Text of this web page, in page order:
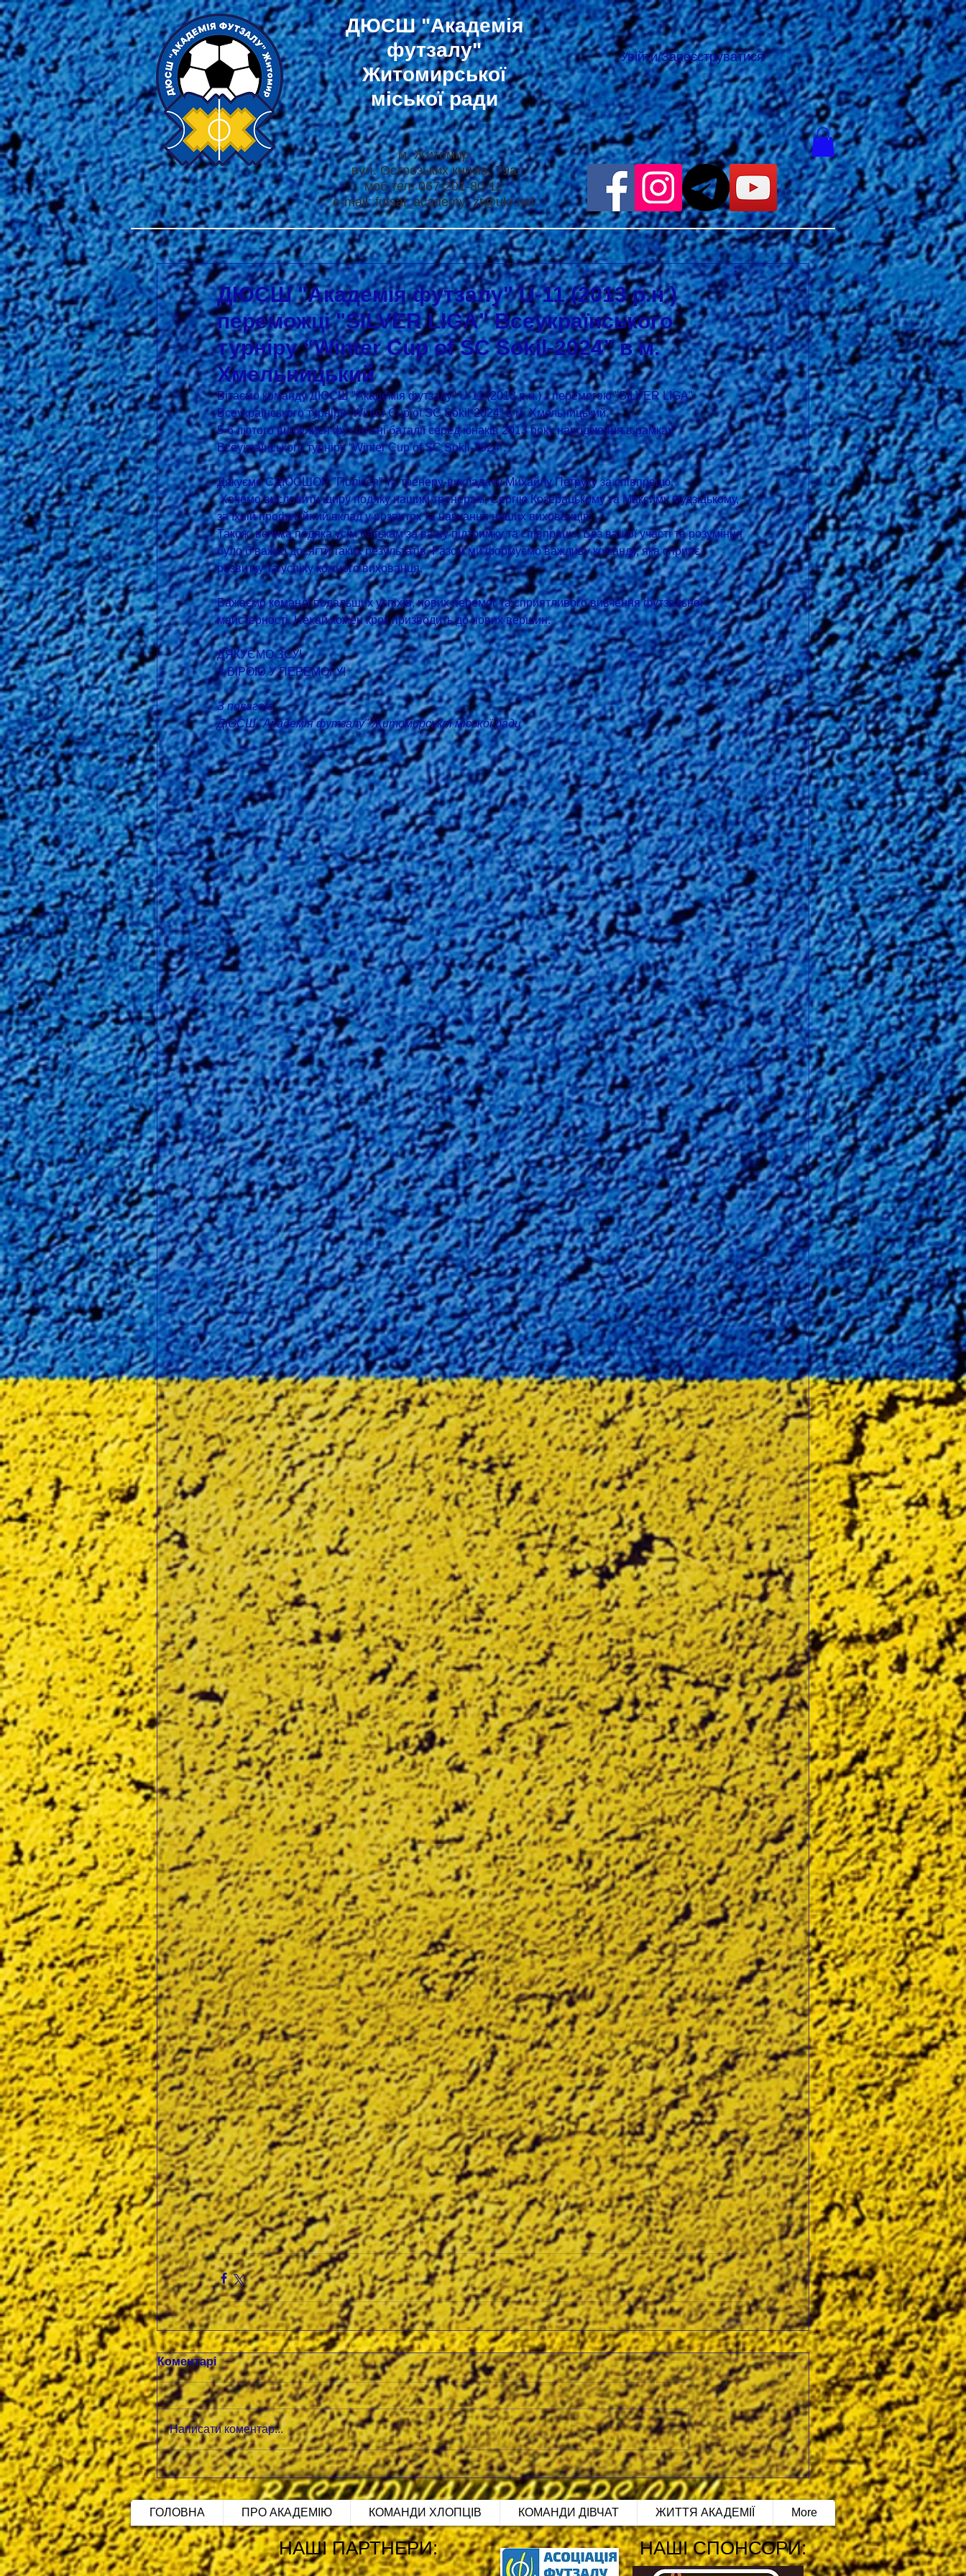
ДЮСШ"Академія
футзалу"
Житомирської
міської ради
м. Житомир
вул. Острозьких князів, 79а
моб.тел: 067-201-80-12
e-mail:futsal_academy_zt@ukr.net
Увійти/Зареєструватися
ДЮСШ "Академія футзалу" U-11 (2013 р.н.)
переможці "SILVER LIGA" Всеукраїнського
турніру “Winter Cup of SC Sokil-2024” в м.
Хмельницький
Вітаємо команду ДЮСШ "Академія футзалу" U-11 (2013 р.н.) з перемогою "SILVER LIGA"
Всеукраїнського турніру “Winter Cup of SC Sokil-2024” в м. Хмельницький.
5-6 лютого відбулися футзальні баталії серед юнаків 2013 року народження в рамках
Всеукраїнського турніру “Winter Cup of SC Sokil-2024”.
Дякуємо СДЮСШОР "Полісся" та тренеру-викладачу Михайлу Петруку за співпрацю.
Хочемо висловити щиру подяку нашим тренерам, Сергію Козерацькому та Максиму Фудзіцькому,
за їхній професійний вклад у розвиток та навчання наших вихованців.
Також, велика подяка усім батькам за вашу підтримку та співпрацю. Без вашої участі та розуміння
було б важко досягти таких результатів. Разом ми формуємо важливу команду, яка сприяє
розвитку та успіху кожного вихованця.
Бажаємо команді подальших успіхів, нових перемог та сприятливого вивчення футзальної
майстерності. Нехай кожен крок призводить до нових вершин.
ДЯКУЄМО ЗСУ!
З ВІРОЮ У ПЕРЕМОГУ!
З повагою
ДЮСШ "Академія футзалу" Житомирської міської ради
Коментарі
Написати коментар...
ГОЛОВНА ПРО АКАДЕМІЮ КОМАНДИ ХЛОПЦІВ КОМАНДИ ДІВЧАТ ЖИТТЯ АКАДЕМІЇ More
НАШІ ПАРТНЕРИ: НАШІ СПОНСОРИ: